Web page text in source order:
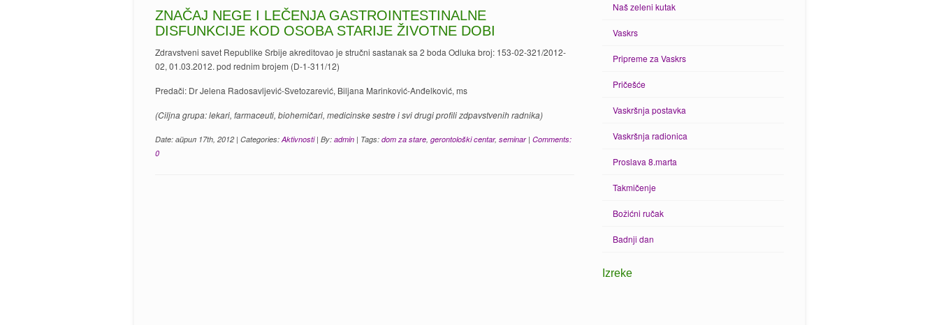
ZNAČAJ NEGE I LEČENJA GASTROINTESTINALNE
DISFUNKCIJE KOD OSOBA STARIJE ŽIVOTNE DOBI
Zdravstveni savet Republike Srbije akreditovao je stručni sastanak sa 2 boda Odluka broj: 153-02-321/2012-
02, 01.03.2012. pod rednim brojem (D-1-311/12)
Predači: Dr Jelena Radosavljević-Svetozarević, Biljana Marinković-Anđelković, ms
(Ciljna grupa: lekari, farmaceuti, biohemičari, medicinske sestre i svi drugi profili zdpavstvenih radnika)
Date: април 17th, 2012 | Categories:Aktivnosti| By: admin | Tags: dom za stare, gerontološki centar, seminar| Comments:
0
Naš zeleni kutak
Vaskrs
Pripreme za Vaskrs
Pričešće
Vaskršnja postavka
Vaskršnja radionica
Proslava 8.marta
Takmičenje
Božićni ručak
Badnji dan
Izreke